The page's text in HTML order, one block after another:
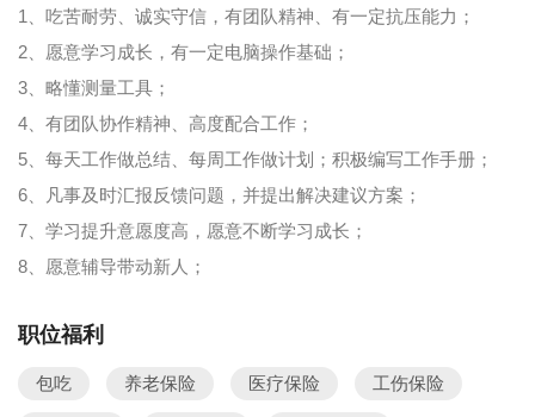
1、吃苦耐劳、诚实守信，有团队精神、有一定抗压能力；
2、愿意学习成长，有一定电脑操作基础；
3、略懂测量工具；
4、有团队协作精神、高度配合工作；
5、每天工作做总结、每周工作做计划；积极编写工作手册；
6、凡事及时汇报反馈问题，并提出解决建议方案；
7、学习提升意愿度高，愿意不断学习成长；
8、愿意辅导带动新人；
职位福利
包吃 养老保险 医疗保险 工伤保险